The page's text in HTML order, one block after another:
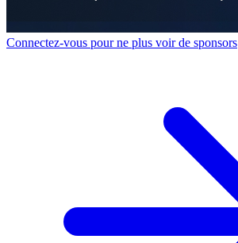
Connectez-vous pour ne plus voir de sponsors